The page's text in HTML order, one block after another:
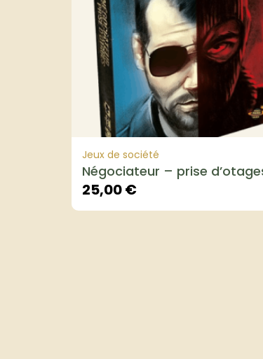
Jeux de société
Négociateur – prise
25,00€